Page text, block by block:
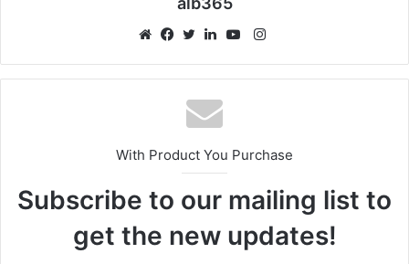
Instagram
With Product You Purchase
Subscribe to our mailing list to
get the new updates!